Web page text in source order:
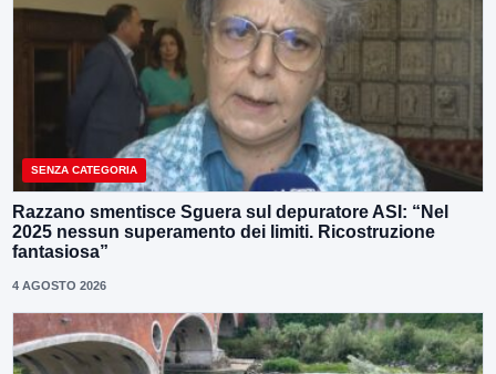
SENZA CATEGORIA
Razzano smentisce Sguera sul depuratore ASI: “Nel
2025 nessun superamento dei limiti. Ricostruzione
fantasiosa”
4 AGOSTO 2026